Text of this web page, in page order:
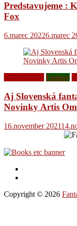
Predstavujeme :
Fox
6.marec 20226.marec
Fantasy
Aj Slovenská
Novinky Artis
16.november 2021
Copyright © 2026